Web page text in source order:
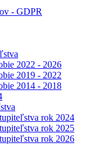
- GDPR
2022 - 2026
2019 - 2022
2014 - 2018
rok 2024
rok 2025
rok 2026